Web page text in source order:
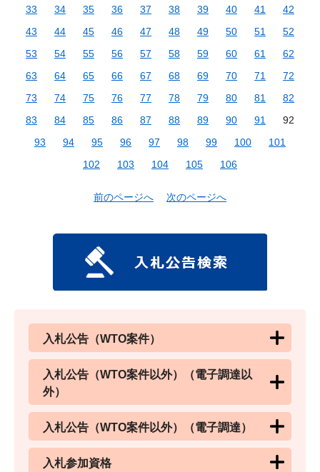
33
34 35 36 37 38 39 40 41
42
43
44 45 46 47 48 49 50 51
52
53
54 55 56 57 58 59 60 61
62
63
64 65 66 67 68 69 70 71
72
73
74 75 76 77 78 79 80 81
82
83
84 85 86 87 88 89 90 91
92
93
94 95 96 97 98 99 100
101
102
103 104 105 106
前のページへ 次のページへ
入札公告（WTO案件）
入札公告（WTO案件以外）（電子調達以
外）
入札公告（WTO案件以外）（電子調達）
入札参加資格